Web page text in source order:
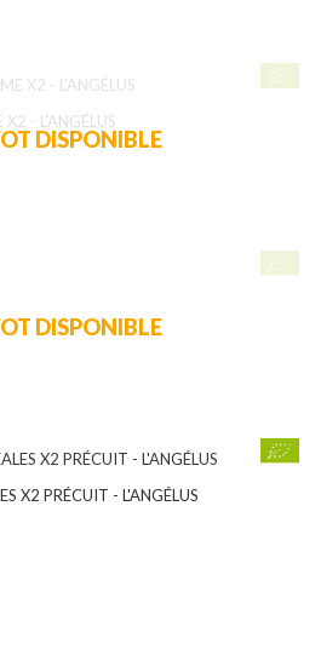
X2 - L'ANGÉLUS
DISPONIBLE
DISPONIBLE
X2 PRÉCUIT - L'ANGÉLUS